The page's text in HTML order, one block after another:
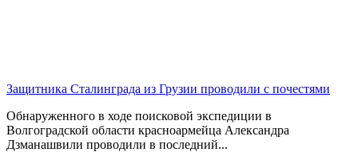
Защитника Сталинграда из Грузии проводили с почестями
Обнаруженного в ходе поисковой экспедиции в
Волгоградской области красноармейца Александра
Дзманашвили проводили в последний...